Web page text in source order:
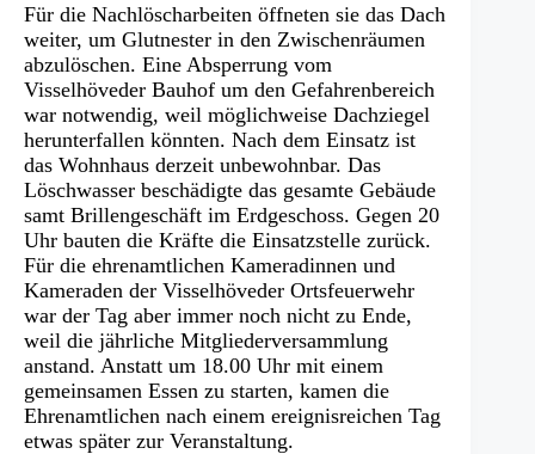
Für die Nachlöscharbeiten öffneten sie das Dach
weiter, um Glutnester in den Zwischenräumen
abzulöschen. Eine Absperrung vom
Visselhöveder Bauhof um den Gefahrenbereich
war notwendig, weil möglichweise Dachziegel
herunterfallen könnten. Nach dem Einsatz ist
das Wohnhaus derzeit unbewohnbar. Das
Löschwasser beschädigte das gesamte Gebäude
samt Brillengeschäft im Erdgeschoss. Gegen 20
Uhr bauten die Kräfte die Einsatzstelle zurück.
Für die ehrenamtlichen Kameradinnen und
Kameraden der Visselhöveder Ortsfeuerwehr
war der Tag aber immer noch nicht zu Ende,
weil die jährliche Mitgliederversammlung
anstand. Anstatt um 18.00 Uhr mit einem
gemeinsamen Essen zu starten, kamen die
Ehrenamtlichen nach einem ereignisreichen Tag
etwas später zur Veranstaltung.